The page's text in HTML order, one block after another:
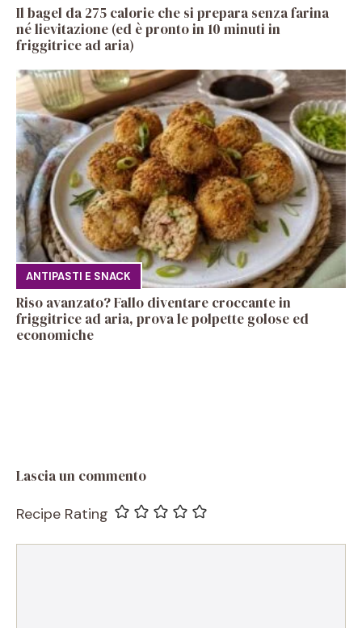
Il bagel da 275 calorie che si prepara senza farina
né lievitazione (ed è pronto in 10 minuti in
friggitrice ad aria)
ANTIPASTI E SNACK
Riso avanzato? Fallo diventare croccante in
friggitrice ad aria, prova le polpette golose ed
economiche
Lascia un commento
Recipe Rating